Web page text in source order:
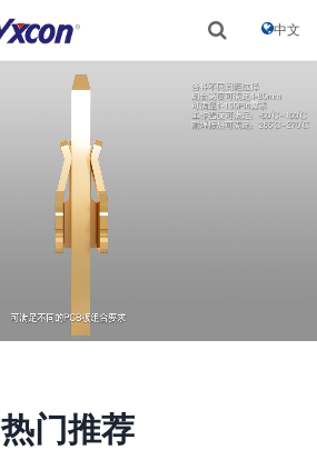
中文
热门推荐